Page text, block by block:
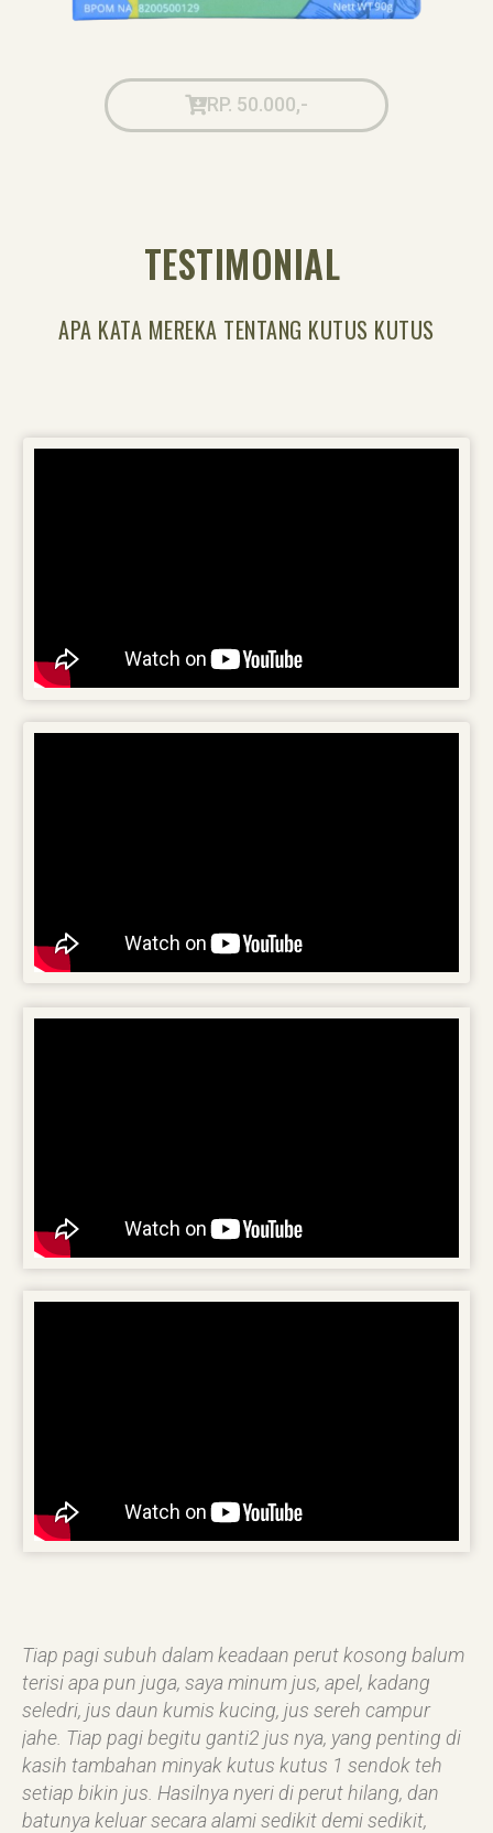
RP. 50.000,-
TESTIMONIAL
APA KATA MEREKA TENTANG KUTUS KUTUS
Tiap pagi subuh dalam keadaan perut kosong balum
terisi apa pun juga, saya minum jus, apel, kadang
seledri, jus daun kumis kucing, jus sereh campur
jahe. Tiap pagi begitu ganti2 jus nya, yang penting di
kasih tambahan minyak kutus kutus 1 sendok teh
setiap bikin jus. Hasilnya nyeri di perut hilang, dan
batunya keluar secara alami sedikit demi sedikit,